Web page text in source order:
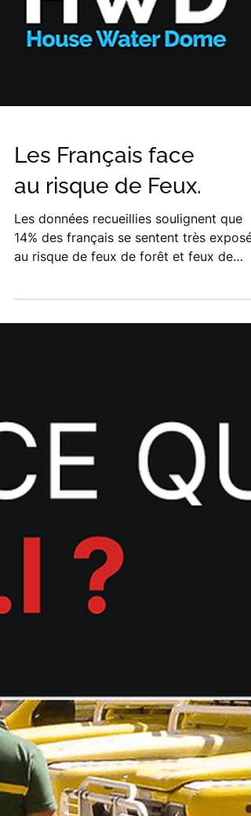
Les Français face
au risque de Feux.
Les données recueillies soulignent que
14% des français se sentent très exposés
végétation.